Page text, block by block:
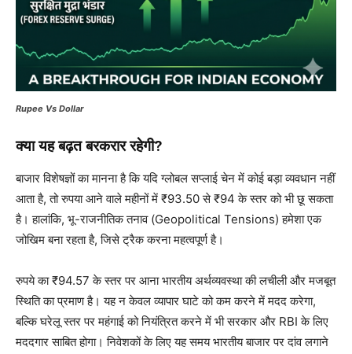
Rupee Vs Dollar
क्या यह बढ़त बरकरार रहेगी?
बाजार विशेषज्ञों का मानना है कि यदि ग्लोबल सप्लाई चेन में कोई बड़ा व्यवधान नहीं
आता है, तो रुपया आने वाले महीनों में ₹93.50 से ₹94 के स्तर को भी छू सकता
है। हालांकि, भू-राजनीतिक तनाव (Geopolitical Tensions) हमेशा एक
जोखिम बना रहता है, जिसे ट्रैक करना महत्वपूर्ण है।
रुपये का ₹94.57 के स्तर पर आना भारतीय अर्थव्यवस्था की लचीली और मजबूत
स्थिति का प्रमाण है। यह न केवल व्यापार घाटे को कम करने में मदद करेगा,
बल्कि घरेलू स्तर पर महंगाई को नियंत्रित करने में भी सरकार और RBI के लिए
मददगार साबित होगा। निवेशकों के लिए यह समय भारतीय बाजार पर दांव लगाने